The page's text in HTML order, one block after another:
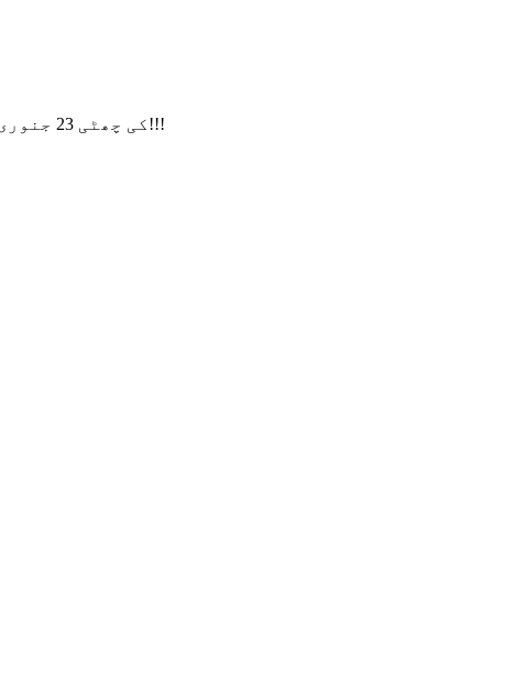
ہماری CNY کی چھٹی 23 جنوری سے شروع ہوگی۔ 13 فروری تک، اگر آپ کی کوئی درخواست ہے، تو براہ کرم ایک پیغام چھوڑیں، شکریہ!!!